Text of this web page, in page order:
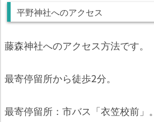
平野神社へのアクセス
藤森神社へのアクセス方法です。
最寄停留所から徒歩2分。
最寄停留所：市バス「衣笠校前」。